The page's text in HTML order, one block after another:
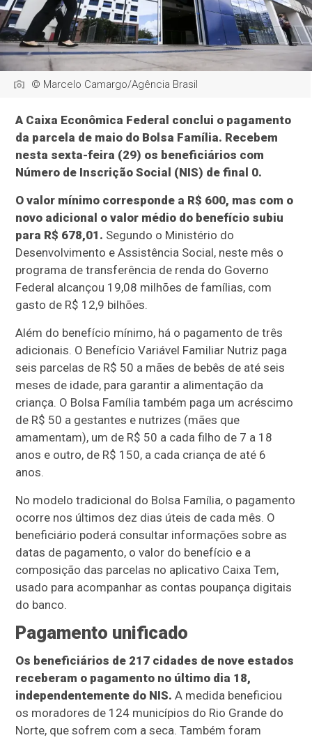
© Marcelo Camargo/Agência Brasil
A Caixa Econômica Federal conclui o pagamento
da parcela de maio do Bolsa Família. Recebem
nesta sexta-feira (29) os beneficiários com
Número de Inscrição Social (NIS) de final 0.
O valor mínimo corresponde a R$ 600, mas com o
novo adicional o valor médio do benefício subiu
para R$ 678,01. Segundo o Ministério do
Desenvolvimento e Assistência Social, neste mês o
programa de transferência de renda do Governo
Federal alcançou 19,08 milhões de famílias, com
gasto de R$ 12,9 bilhões.
Além do benefício mínimo, há o pagamento de três
adicionais. O Benefício Variável Familiar Nutriz paga
seis parcelas de R$ 50 a mães de bebês de até seis
meses de idade, para garantir a alimentação da
criança. O Bolsa Família também paga um acréscimo
de R$ 50 a gestantes e nutrizes (mães que
amamentam), um de R$ 50 a cada filho de 7 a 18
anos e outro, de R$ 150, a cada criança de até 6
anos.
No modelo tradicional do Bolsa Família, o pagamento
ocorre nos últimos dez dias úteis de cada mês. O
beneficiário poderá consultar informações sobre as
datas de pagamento, o valor do benefício e a
composição das parcelas no aplicativo Caixa Tem,
usado para acompanhar as contas poupança digitais
do banco.
Pagamento unificado
Os beneficiários de 217 cidades de nove estados
receberam o pagamento no último dia 18,
independentemente do NIS. A medida beneficiou
os moradores de 124 municípios do Rio Grande do
Norte, que sofrem com a seca. Também foram